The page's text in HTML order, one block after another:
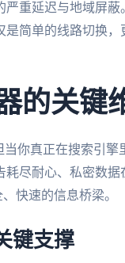
重延迟与地域屏
简单的线路切换，
的关键
你真正在搜索引擎
尽耐心、私密数
快速的信息桥梁。
键支撑